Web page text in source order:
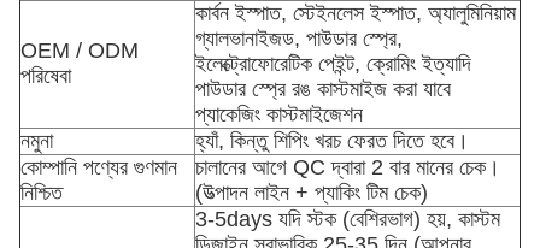
OEM / ODM
পরিষেবা
কার্বন ইস্পাত, স্টেইনলেস ইস্পাত, অ্যালুমিনিয়াম
গ্যালভানাইজড, পাউডার স্প্রে,
ইলেক্ট্রোফোরেটিক পেইন্ট, ক্রোমিং ইত্যাদি
পাউডার স্প্রে রঙ কাস্টমাইজ করা যাবে
প্যাকেজিং কাস্টমাইজেশন
নমুনা
হ্যাঁ, কিন্তু শিপিং খরচ ফেরত দিতে হবে।
কোম্পানি পণ্যের গুণমান
নিশ্চিত
চালানের আগে QC দ্বারা 2 বার মানের চেক।
(উত্পাদন লাইন + প্যাকিং টিম চেক)
3-5days যদি স্টক (বেশিরভাগ) হয়, কাস্টম